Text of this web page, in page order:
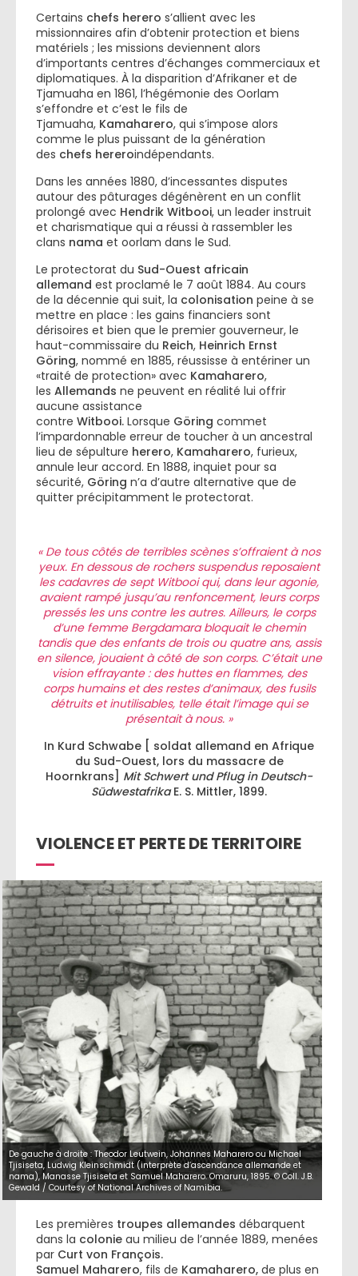
Certains chefs herero s’allient avec les
missionnaires afin d’obtenir protection et biens
matériels ; les missions deviennent alors
d’importants centres d’échanges commerciaux et
diplomatiques. À la disparition d’Afrikaner et de
Tjamuaha en 1861, l’hégémonie des Oorlam
s’effondre et c’est le fils de
Tjamuaha, Kamaharero, qui s’impose alors
comme le plus puissant de la génération
des chefs hereroindépendants.
Dans les années 1880, d’incessantes disputes
autour des pâturages dégénèrent en un conflit
prolongé avec Hendrik Witbooi, un leader instruit
et charismatique qui a réussi à rassembler les
clans nama et oorlam dans le Sud.
Le protectorat du Sud-Ouest africain
allemand est proclamé le 7 août 1884. Au cours
de la décennie qui suit, la colonisation peine à se
mettre en place : les gains financiers sont
dérisoires et bien que le premier gouverneur, le
haut-commissaire du Reich, Heinrich Ernst
Göring, nommé en 1885, réussisse à entériner un
«traité de protection» avec Kamaharero,
les Allemands ne peuvent en réalité lui offrir
aucune assistance
contre Witbooi. Lorsque Göring commet
l’impardonnable erreur de toucher à un ancestral
lieu de sépulture herero, Kamaharero, furieux,
annule leur accord. En 1888, inquiet pour sa
sécurité, Göring n’a d’autre alternative que de
quitter précipitamment le protectorat.
« De tous côtés de terribles scènes s’offraient à nos
yeux. En dessous de rochers suspendus reposaient
les cadavres de sept Witbooi qui, dans leur agonie,
avaient rampé jusqu’au renfoncement, leurs corps
pressés les uns contre les autres. Ailleurs, le corps
d’une femme Bergdamara bloquait le chemin
tandis que des enfants de trois ou quatre ans, assis
en silence, jouaient à côté de son corps. C’était une
vision effrayante : des huttes en flammes, des
corps humains et des restes d’animaux, des fusils
détruits et inutilisables, telle était l’image qui se
présentait à nous. »
In Kurd Schwabe [ soldat allemand en Afrique
du Sud-Ouest, lors du massacre de
Hoornkrans] Mit Schwert und Pflug in Deutsch-
SüdwestafrikaE. S. Mittler, 1899.
VIOLENCE ET PERTE DE TERRITOIRE
De gauche à droite : Theodor Leutwein, Johannes Maharero ou Michael
Tjisiseta, Ludwig Kleinschmidt (interprète d’ascendance allemande et
nama), Manasse Tjisiseta et Samuel Maharero. Omaruru, 1895. © Coll. J.B.
Gewald / Courtesy of National Archives of Namibia.
Les premières troupes allemandes débarquent
dans la colonie au milieu de l’année 1889, menées
par Curt von François.
Samuel Maharero, fils de Kamaharero, de plus en